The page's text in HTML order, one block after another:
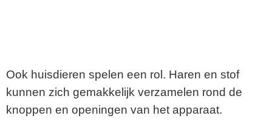
Ook huisdieren spelen een rol. Haren en stof
kunnen zich gemakkelijk verzamelen rond de
knoppen en openingen van het apparaat.